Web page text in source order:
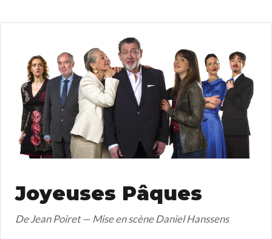
Joyeuses Pâques
De Jean Poiret — Mise en scène Daniel Hanssens